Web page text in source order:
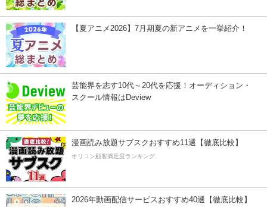
【夏アニメ2026】7月期夏の新アニメを一挙紹介！
芸能界を志す10代～20代を応援！オーディション・
スクール情報はDeview
漫画読み放題サブスクおすすめ11選【徹底比較】
オリコン顧客満足度ランキング
2026年動画配信サービスおすすめ40選【徹底比較】